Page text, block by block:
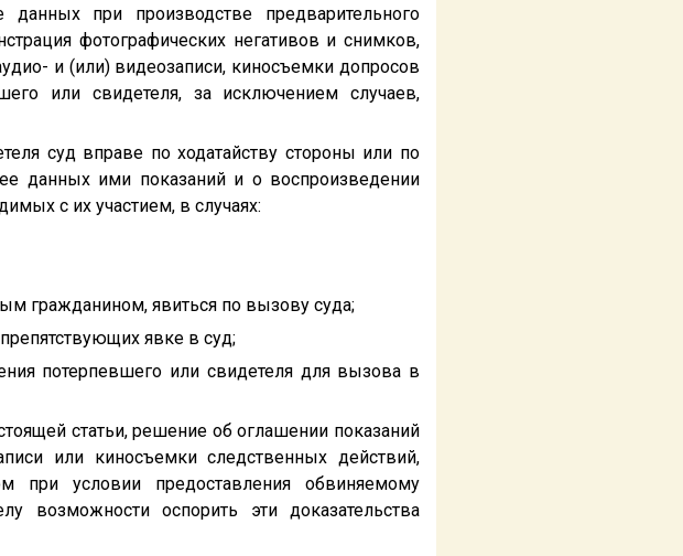
при производстве предварительного
фотографических негативов и снимков,
и (или) видеозаписи, киносъемки допросов
или свидетеля, за исключением случаев,
суд вправе по ходатайству стороны или по
данных ими показаний и о воспроизведении
с их участием, в случаях:
гражданином, явиться по вызову суда;
явке в суд;
потерпевшего или свидетеля для вызова в
статьи, решение об оглашении показаний
или киносъемки следственных действий,
условии предоставления обвиняемому
возможности оспорить эти доказательства